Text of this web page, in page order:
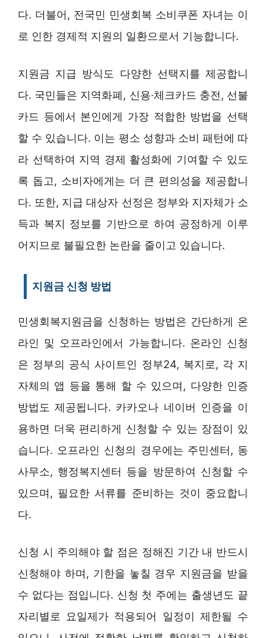
다. 더불어, 전국민 민생회복 소비쿠폰 자녀는 이
로 인한 경제적 지원의 일환으로서 기능합니다.
지원금 지급 방식도 다양한 선택지를 제공합니
다. 국민들은 지역화폐, 신용·체크카드 충전, 선불
카드 등에서 본인에게 가장 적합한 방법을 선택
할 수 있습니다. 이는 평소 성향과 소비 패턴에 따
라 선택하여 지역 경제 활성화에 기여할 수 있도
록 돕고, 소비자에게는 더 큰 편의성을 제공합니
다. 또한, 지급 대상자 선정은 정부와 지자체가 소
득과 복지 정보를 기반으로 하여 공정하게 이루
어지므로 불필요한 논란을 줄이고 있습니다.
지원금 신청 방법
민생회복지원금을 신청하는 방법은 간단하게 온
라인 및 오프라인에서 가능합니다. 온라인 신청
은 정부의 공식 사이트인 정부24, 복지로, 각 지
자체의 앱 등을 통해 할 수 있으며, 다양한 인증
방법도 제공됩니다. 카카오나 네이버 인증을 이
용하면 더욱 편리하게 신청할 수 있는 장점이 있
습니다. 오프라인 신청의 경우에는 주민센터, 동
사무소, 행정복지센터 등을 방문하여 신청할 수
있으며, 필요한 서류를 준비하는 것이 중요합니
다.
신청 시 주의해야 할 점은 정해진 기간 내 반드시
신청해야 하며, 기한을 놓칠 경우 지원금을 받을
수 없다는 점입니다. 신청 첫 주에는 출생년도 끝
자리별로 요일제가 적용되어 일정이 제한될 수